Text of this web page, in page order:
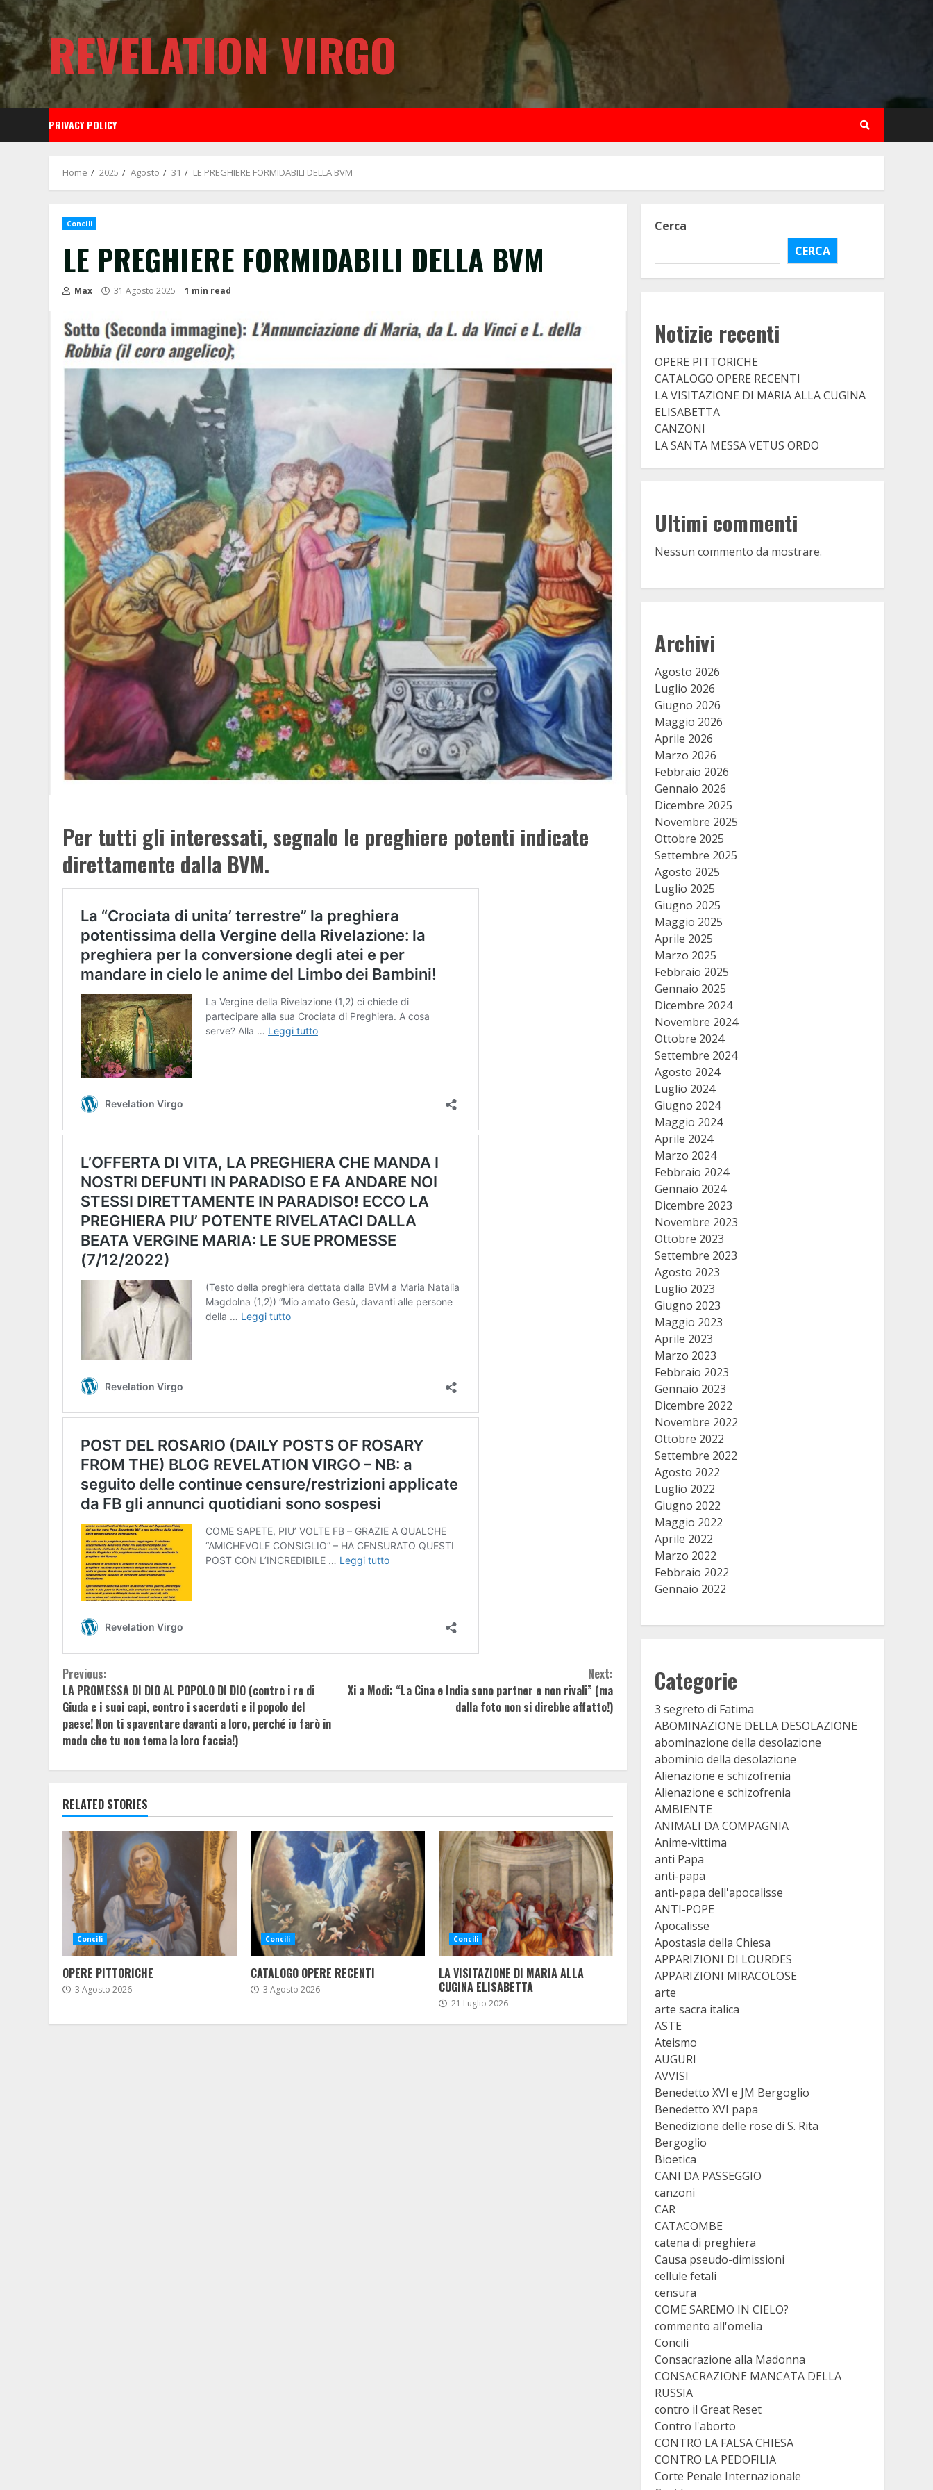
Skip
to
content REVELATION VIRGO
PRIVACY POLICY
Home 2025 Agosto 31 LE PREGHIERE FORMIDABILI DELLA BVM
Concili
LE PREGHIERE FORMIDABILI DELLA BVM
Max 31 Agosto 2025 1 min read
Per tutti gli interessati, segnalo le preghiere potenti indicate
direttamente dalla BVM.
Continue
Reading
Previous:
LA PROMESSA DI DIO AL POPOLO DI DIO (contro i re di
Giuda e i suoi capi, contro i sacerdoti e il popolo del
paese! Non ti spaventare davanti a loro, perché io farò in
modo che tu non tema la loro faccia!)
Next:
Xi a Modi: “La Cina e India sono partner e non rivali” (ma
dalla foto non si direbbe affatto!)
RELATED STORIES
Concili
OPERE PITTORICHE
3 Agosto 2026
Concili
CATALOGO OPERE RECENTI
3 Agosto 2026
Concili
LA VISITAZIONE DI MARIA ALLA
CUGINA ELISABETTA
21 Luglio 2026
Cerca
CERCA
Notizie recenti
OPERE PITTORICHE
CATALOGO OPERE RECENTI
LA VISITAZIONE DI MARIA ALLA CUGINA
ELISABETTA
CANZONI
LA SANTA MESSA VETUS ORDO
Ultimi commenti
Nessun commento da mostrare.
Archivi
Agosto 2026
Luglio 2026
Giugno 2026
Maggio 2026
Aprile 2026
Marzo 2026
Febbraio 2026
Gennaio 2026
Dicembre 2025
Novembre 2025
Ottobre 2025
Settembre 2025
Agosto 2025
Luglio 2025
Giugno 2025
Maggio 2025
Aprile 2025
Marzo 2025
Febbraio 2025
Gennaio 2025
Dicembre 2024
Novembre 2024
Ottobre 2024
Settembre 2024
Agosto 2024
Luglio 2024
Giugno 2024
Maggio 2024
Aprile 2024
Marzo 2024
Febbraio 2024
Gennaio 2024
Dicembre 2023
Novembre 2023
Ottobre 2023
Settembre 2023
Agosto 2023
Luglio 2023
Giugno 2023
Maggio 2023
Aprile 2023
Marzo 2023
Febbraio 2023
Gennaio 2023
Dicembre 2022
Novembre 2022
Ottobre 2022
Settembre 2022
Agosto 2022
Luglio 2022
Giugno 2022
Maggio 2022
Aprile 2022
Marzo 2022
Febbraio 2022
Gennaio 2022
Categorie
3 segreto di Fatima
ABOMINAZIONE DELLA DESOLAZIONE
abominazione della desolazione
abominio della desolazione
Alienazione e schizofrenia
Alienazione e schizofrenia
AMBIENTE
ANIMALI DA COMPAGNIA
Anime-vittima
anti Papa
anti-papa
anti-papa dell'apocalisse
ANTI-POPE
Apocalisse
Apostasia della Chiesa
APPARIZIONI DI LOURDES
APPARIZIONI MIRACOLOSE
arte
arte sacra italica
ASTE
Ateismo
AUGURI
AVVISI
Benedetto XVI e JM Bergoglio
Benedetto XVI papa
Benedizione delle rose di S. Rita
Bergoglio
Bioetica
CANI DA PASSEGGIO
canzoni
CAR
CATACOMBE
catena di preghiera
Causa pseudo-dimissioni
cellule fetali
censura
COME SAREMO IN CIELO?
commento all'omelia
Concili
Consacrazione alla Madonna
CONSACRAZIONE MANCATA DELLA
RUSSIA
contro il Great Reset
Contro l'aborto
CONTRO LA FALSA CHIESA
CONTRO LA PEDOFILIA
Corte Penale Internazionale